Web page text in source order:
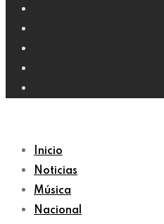
Inicio
Noticias
Música
Nacional